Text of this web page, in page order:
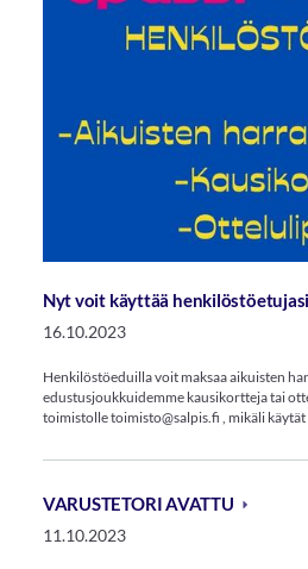
Nyt voit käyttää
16.10.2023
Henkilöstöeduilla voit maksaa aikuisten
edustusjoukkuidemme kausikortteja tai
toimistolle toimisto@salpis.fi , mikäli
VARUSTETORI AVATTU
11.10.2023